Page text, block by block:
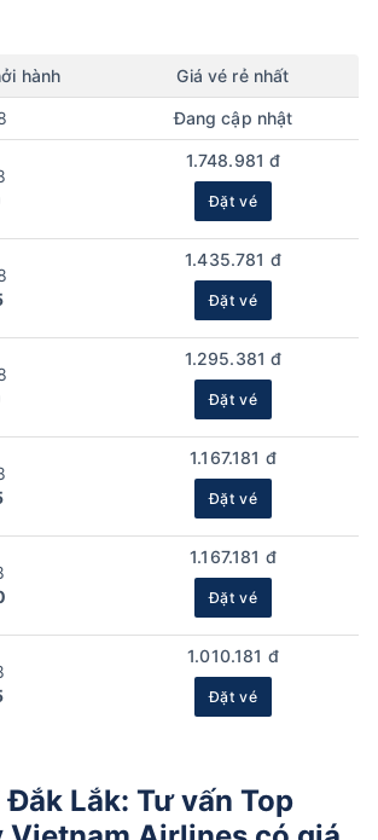
hành Giá vé rẻ nhất
Đang cập nhật
1.748.981 đ
Đặt vé
1.435.781 đ
Đặt vé
1.295.381 đ
Đặt vé
1.167.181 đ
Đặt vé
1.167.181 đ
Đặt vé
1.010.181 đ
Đặt vé
Đắk Lắk: Tư vấn Top